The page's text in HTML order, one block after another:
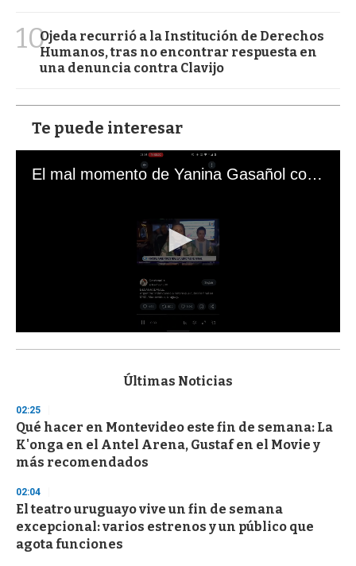
10Ojeda recurrió a la Institución de Derechos
Humanos, tras no encontrar respuesta en
una denuncia contra Clavijo
Te puede interesar
El mal momento de Yanina Gasañol con un hincha argentino en "Subrayado"
s
d
s
o
f
3
s
e
c
o
n
Últimas Noticias
02:25
Qué hacer en Montevideo este fin de semana: La
K'onga en el Antel Arena, Gustaf en el Movie y
más recomendados
02:04
El teatro uruguayo vive un fin de semana
excepcional: varios estrenos y un público que
agota funciones